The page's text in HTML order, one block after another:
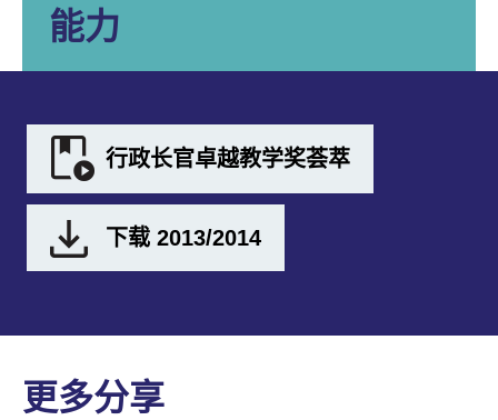
能力
行政长官卓越教学奖荟萃
下载 2013/2014
更多分享